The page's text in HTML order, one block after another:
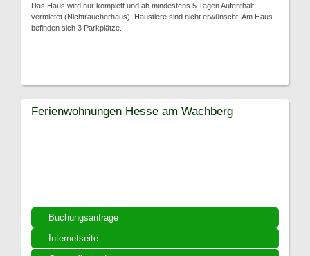
Das Haus wird nur komplett und ab mindestens 5 Tagen Aufenthalt
vermietet (Nichtraucherhaus). Haustiere sind nicht erwünscht. Am Haus
befinden sich 3 Parkplätze.
Buchungsanfrage
Internetseite
Ferienwohnungen Hesse am Wachberg